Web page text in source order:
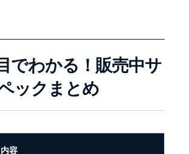
でわかる！販売中サ
ックまとめ
内容